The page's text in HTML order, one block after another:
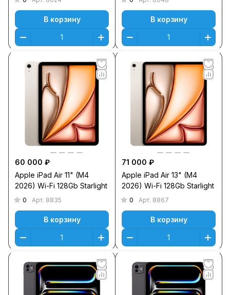
В корзину В корзину
60 000 ₽
Apple iPad Air 11" (M4
2026) Wi-Fi 128Gb Starlight
0 Арт. 8835
В корзину
71 000 ₽
Apple iPad Air 13" (M4
2026) Wi-Fi 128Gb Starlight
0 Арт. 8867
В корзину